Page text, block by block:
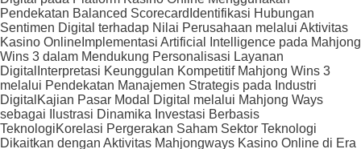
Pendekatan Balanced Scorecard Identifikasi Hubungan
Sentimen Digital terhadap Nilai Perusahaan melalui Aktivitas
Kasino Online Implementasi Artificial Intelligence pada Mahjong
Wins 3 dalam Mendukung Personalisasi Layanan
Digital Interpretasi Keunggulan Kompetitif Mahjong Wins 3
melalui Pendekatan Manajemen Strategis pada Industri
Digital Kajian Pasar Modal Digital melalui Mahjong Ways
sebagai Ilustrasi Dinamika Investasi Berbasis
TeknologiKorelasi Pergerakan Saham Sektor Teknologi
Dikaitkan dengan Aktivitas Mahjongways Kasino Online di Era